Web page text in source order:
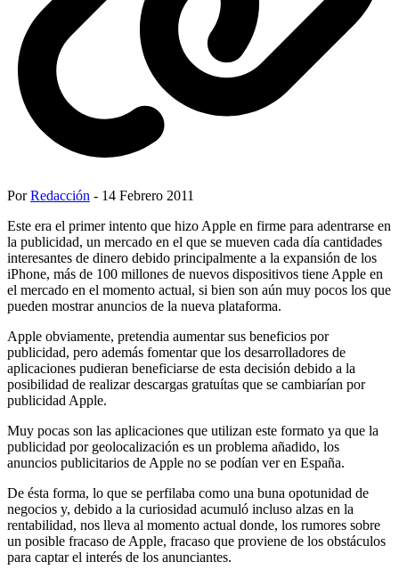
PorRedacción - 14 Febrero 2011
Este era el primer intento que hizo Apple en firme para adentrarse en
la publicidad, un mercado en el que se mueven cada día cantidades
interesantes de dinero debido principalmente a la expansión de los
iPhone, más de 100 millones de nuevos dispositivos tiene Apple en
el mercado en el momento actual, si bien son aún muy pocos los que
pueden mostrar anuncios de la nueva plataforma.
Apple obviamente, pretendia aumentar sus beneficios por
publicidad, pero además fomentar que los desarrolladores de
aplicaciones pudieran beneficiarse de esta decisión debido a la
posibilidad de realizar descargas gratuítas que se cambiarían por
publicidad Apple.
Muy pocas son las aplicaciones que utilizan este formato ya que la
publicidad por geolocalización es un problema añadido, los
anuncios publicitarios de Apple no se podían ver en España.
De ésta forma, lo que se perfilaba como una buna opotunidad de
negocios y, debido a la curiosidad acumuló incluso alzas en la
rentabilidad, nos lleva al momento actual donde, los rumores sobre
un posible fracaso de Apple, fracaso que proviene de los obstáculos
para captar el interés de los anunciantes.